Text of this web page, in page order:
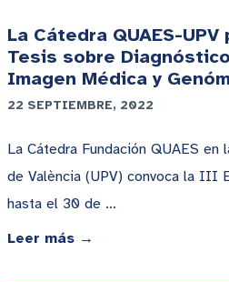
La Cátedra QUAES-
Tesis sobre
Imagen Médica y
22 SEPTIEMBRE, 2022
La Cátedra Fundación QUAES
de València (UPV) convoca la III
hasta el 30 de …
Leer más →